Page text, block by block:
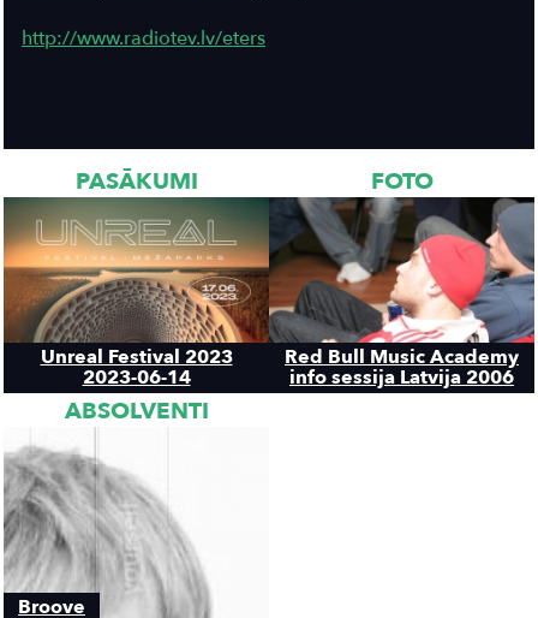
http://www.radiotev.lv/eters
PASĀKUMI
Unreal Festival 2023
2023-06-14
FOTO
Red Bull Music Academy
info sessija Latvija 2006
ABSOLVENTI
Broove